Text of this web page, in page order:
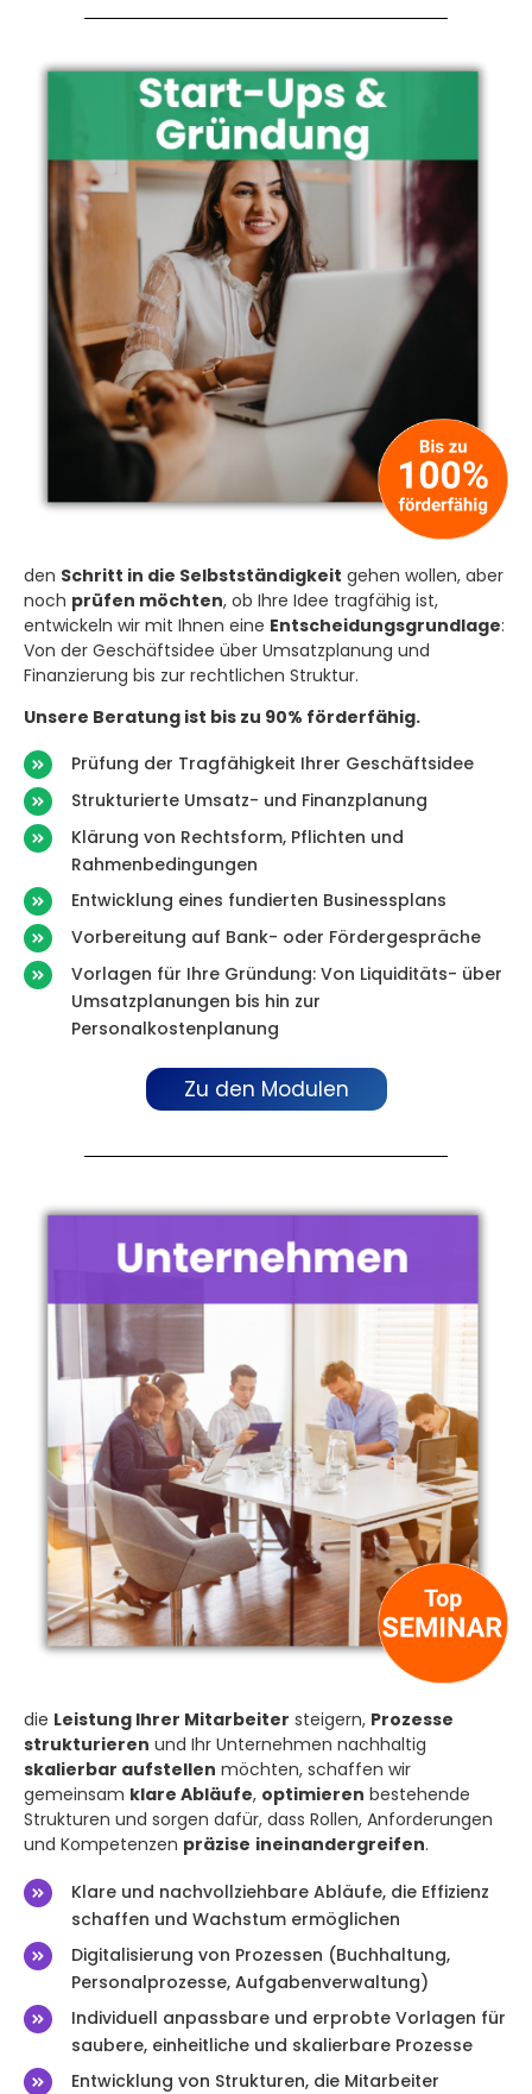
den Schritt in die Selbstständigkeit gehen wollen, aber
noch prüfen möchten, ob Ihre Idee tragfähig ist,
entwickeln wir mit Ihnen eine Entscheidungsgrundlage:
Von der Geschäftsidee über Umsatzplanung und
Finanzierung bis zur rechtlichen Struktur.
Unsere Beratung ist bis zu 90% förderfähig.
Prüfung der Tragfähigkeit Ihrer Geschäftsidee
Strukturierte Umsatz- und Finanzplanung
Klärung von Rechtsform, Pflichten und
Rahmenbedingungen
Entwicklung eines fundierten Businessplans
Vorbereitung auf Bank- oder Fördergespräche
Vorlagen für Ihre Gründung: Von Liquiditäts- über
Umsatzplanungen bis hin zur
Personalkostenplanung
Zu den Modulen
die Leistung Ihrer Mitarbeiter steigern, Prozesse
strukturieren und Ihr Unternehmen nachhaltig
skalierbar aufstellen möchten, schaffen wir
gemeinsam klare Abläufe, optimieren bestehende
Strukturen und sorgen dafür, dass Rollen, Anforderungen
und Kompetenzen präzise ineinandergreifen.
Klare und nachvollziehbare Abläufe, die Effizienz
schaffen und Wachstum ermöglichen
Digitalisierung von Prozessen (Buchhaltung,
Personalprozesse, Aufgabenverwaltung)
Individuell anpassbare und erprobte Vorlagen für
saubere, einheitliche und skalierbare Prozesse
Entwicklung von Strukturen, die Mitarbeiter